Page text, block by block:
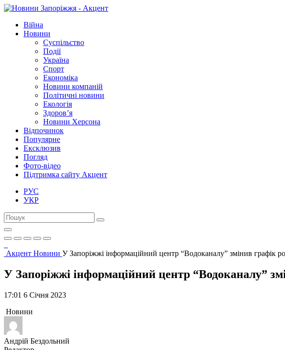
Війна
Новини
Суспільство
Події
Україна
Спорт
Економіка
Новини компаній
Політичні новини
Екологія
Здоров’я
Новини Херсона
Відпочинок
Популярне
Ексклюзив
Погляд
Фото-відео
Підтримка сайту Акцент
РУС
УКР
Акцент Новини У Запоріжжі інформаційний центр “Водоканалу” змінив графік
У Запоріжжі інформаційний центр “Водоканалу”
17:01 6 Січня 2023
Новини
Андрій Бездольний